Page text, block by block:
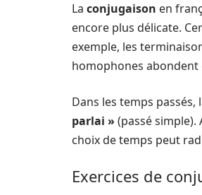
La conjugaison en
encore plus délicate.
exemple, les
homophones
Dans les temps
parlai » (passé simple).
choix de temps peut
Exercices de